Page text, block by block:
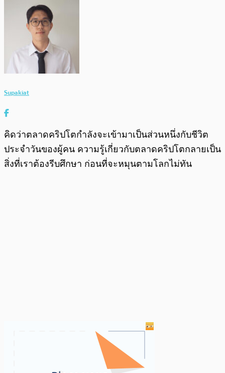
Supakiat
คิดว่าตลาดคริปโตกำลังจะเข้ามาเป็นส่วนหนึ่งกับชีวิต
ประจำวันของผู้คน ความรู้เกี่ยวกับตลาดคริปโตกลายเป็น
สิ่งที่เราต้องรีบศึกษา ก่อนที่จะหมุนตามโลกไม่ทัน